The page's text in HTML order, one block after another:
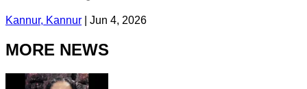
Kannur, Kannur Jun 4, 2026
MORE NEWS